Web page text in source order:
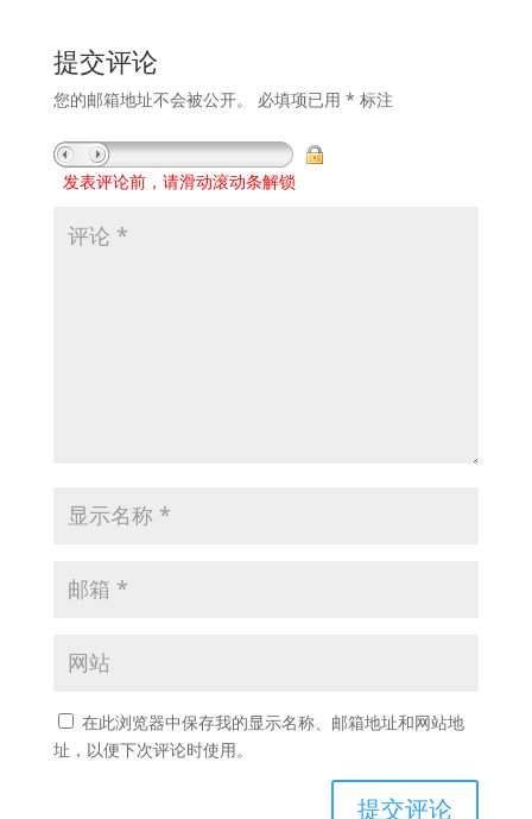
提交评论
您的邮箱地址不会被公开。 必填项已用 * 标注
发表评论前，请滑动滚动条解锁
在此浏览器中保存我的显示名称、邮箱地址和网站地
址，以便下次评论时使用。